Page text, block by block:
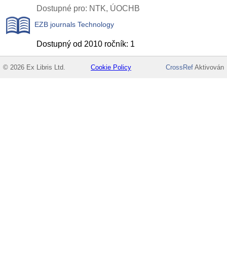
Dostupné pro: NTK, ÚOCHB
EZB journals Technology
Dostupný od 2010 ročník: 1
© 2026 Ex Libris Ltd. Cookie Policy CrossRefAktivován